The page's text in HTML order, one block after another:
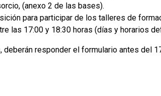
(anexo 2 de las bases).
para participar de los talleres de
las 17:00 y 18:30 horas (días y horarios
deberán responder el formulario antes del